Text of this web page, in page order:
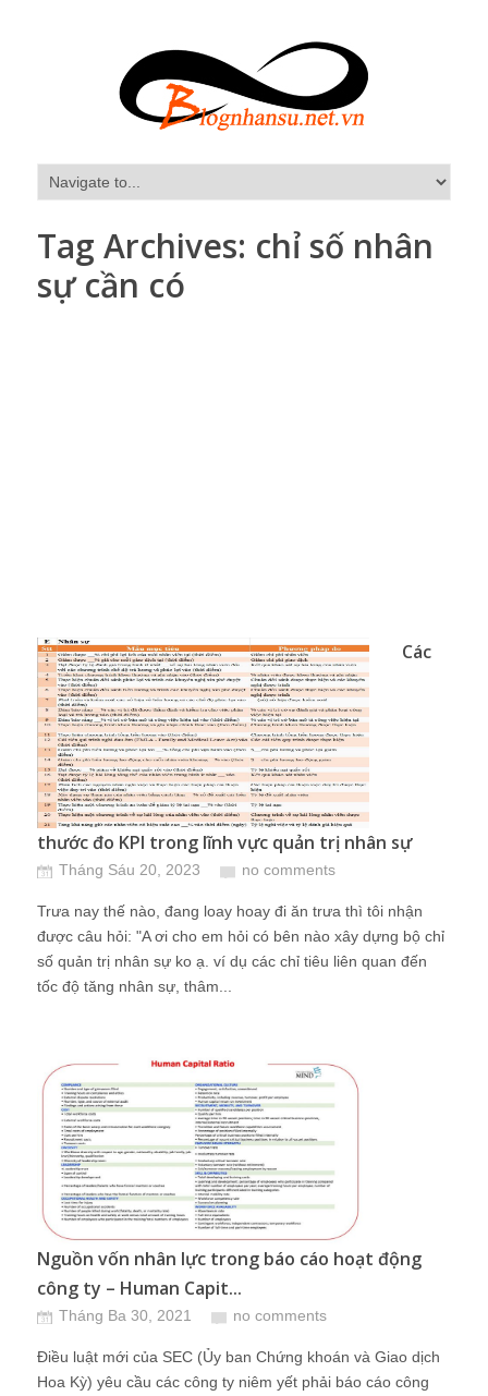
Tag Archives: chỉ số nhân
sự cần có
Các
thước đo KPI trong lĩnh vực quản trị nhân sự
Tháng Sáu 20, 2023 no comments
Trưa nay thế nào, đang loay hoay đi ăn trưa thì tôi nhận
được câu hỏi: "A ơi cho em hỏi có bên nào xây dựng bộ chỉ
số quản trị nhân sự ko ạ. ví dụ các chỉ tiêu liên quan đến
tốc độ tăng nhân sự, thâm...
Nguồn vốn nhân lực trong báo cáo hoạt động
công ty – Human Capit...
Tháng Ba 30, 2021 no comments
Điều luật mới của SEC (Ủy ban Chứng khoán và Giao dịch
Hoa Kỳ) yêu cầu các công ty niêm yết phải báo cáo công